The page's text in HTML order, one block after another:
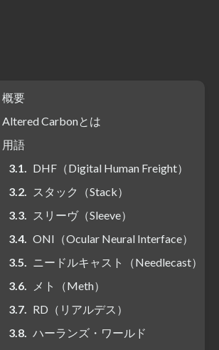
概要
Altered Carbonとは
用語
DHF（Digital Human Freight）
スタック（Stack）
スリーヴ（Sleeve）
ONI（Ocular Neural Interface）
ニードルキャスト（Needlecast）
メト（Meth）
RD（リアルデス）
ハーランズ・ワールド